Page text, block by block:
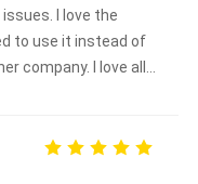
I love the
to use it instead of
company. I love all